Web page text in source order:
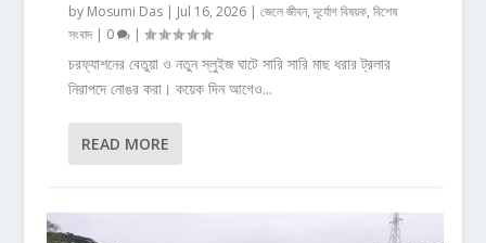
by Mosumi Das| Jul 16, 2026| জেলে জীবন, দূর্যোগ বিষয়ক, বিশেষ
সংবাদ| 0 |
চরফ্যাশনের বেতুয়া ও নতুন স্লুইজ ঘাটে সারি সারি মাছ ধরার ট্রলার
নিরাপদে নোঙর করা। কয়েক দিন আগেও...
READ MORE